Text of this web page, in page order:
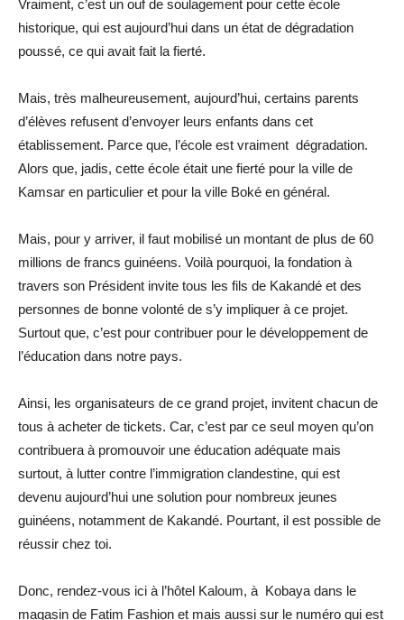
Vraiment, c’est un ouf de soulagement pour cette école
historique, qui est aujourd’hui dans un état de dégradation
poussé, ce qui avait fait la fierté.
Mais, très malheureusement, aujourd’hui, certains parents
d’élèves refusent d’envoyer leurs enfants dans cet
établissement. Parce que, l’école est vraiment dégradation.
Alors que, jadis, cette école était une fierté pour la ville de
Kamsar en particulier et pour la ville Boké en général.
Mais, pour y arriver, il faut mobilisé un montant de plus de 60
millions de francs guinéens. Voilà pourquoi, la fondation à
travers son Président invite tous les fils de Kakandé et des
personnes de bonne volonté de s’y impliquer à ce projet.
Surtout que, c’est pour contribuer pour le développement de
l’éducation dans notre pays.
Ainsi, les organisateurs de ce grand projet, invitent chacun de
tous à acheter de tickets. Car, c’est par ce seul moyen qu’on
contribuera à promouvoir une éducation adéquate mais
surtout, à lutter contre l’immigration clandestine, qui est
devenu aujourd’hui une solution pour nombreux jeunes
guinéens, notamment de Kakandé. Pourtant, il est possible de
réussir chez toi.
Donc, rendez-vous ici à l’hôtel Kaloum, à Kobaya dans le
magasin de Fatim Fashion et mais aussi sur le numéro qui est